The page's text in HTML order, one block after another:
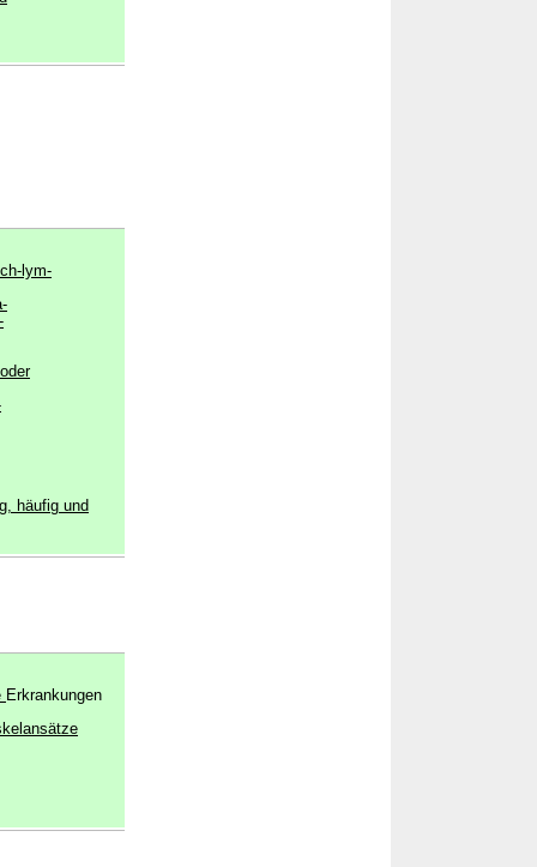
lym-
häufig und
Erkrankungen